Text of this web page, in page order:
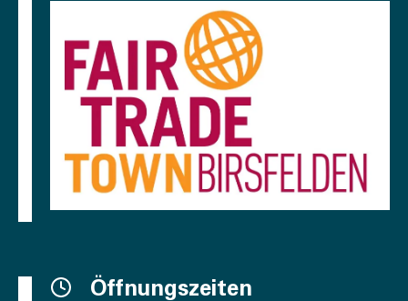
Öffnungszeiten